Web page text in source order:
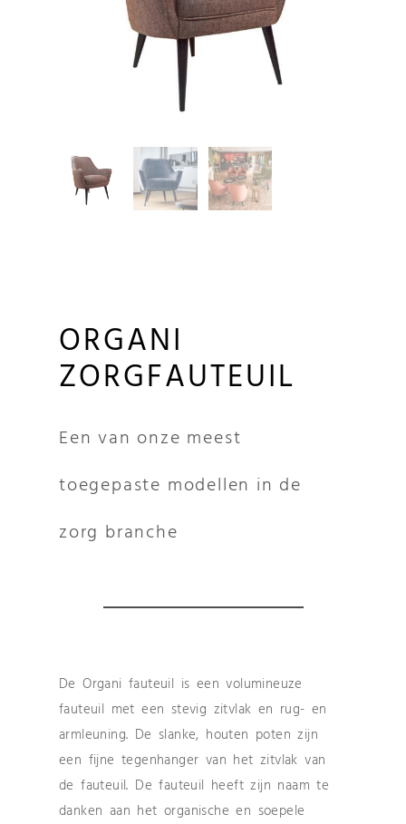
ORGANI
ZORGFAUTEUIL
Een van onze meest
toegepaste modellen in de
zorg branche
De Organi fauteuil is een volumineuze
fauteuil met een stevig zitvlak en rug- en
armleuning. De slanke, houten poten zijn
een fijne tegenhanger van het zitvlak van
de fauteuil. De fauteuil heeft zijn naam te
danken aan het organische en soepele